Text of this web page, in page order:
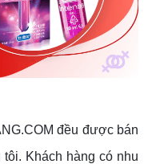
đều được bán
Khách hàng có nhu